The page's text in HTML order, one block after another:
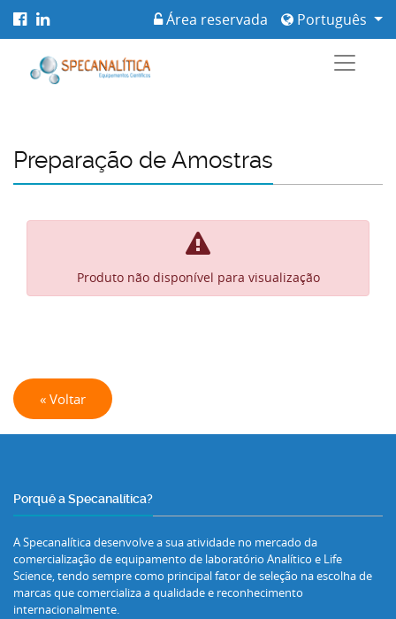
Português
Área reservada
Preparação de Amostras
Produto não disponível para visualização
« Voltar
Porquê a Specanalítica?
A Specanalítica desenvolve a sua atividade no mercado da
comercialização de equipamento de laboratório Analítico e Life
Science, tendo sempre como principal fator de seleção na escolha de
marcas que comercializa a qualidade e reconhecimento
internacionalmente.